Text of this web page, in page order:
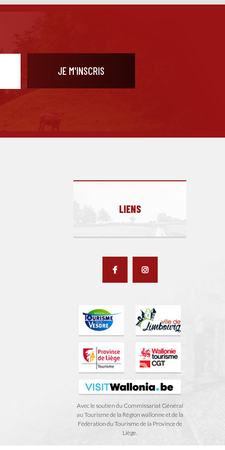
LIENS
Avec le soutien du Commissariat Général
au Tourisme de la Région wallonne et de la
Fédération du Tourisme de la Province de
Liège.